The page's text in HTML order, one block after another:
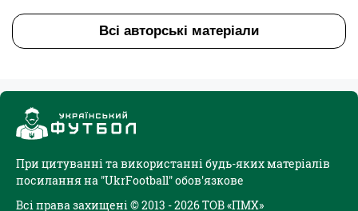
Всі авторські матеріали
При цитуванні та використанні будь-яких матеріалів
посилання на "UkrFootball" обов'язкове
Всі права захищені © 2013 - 2026 ТОВ «ПМХ»